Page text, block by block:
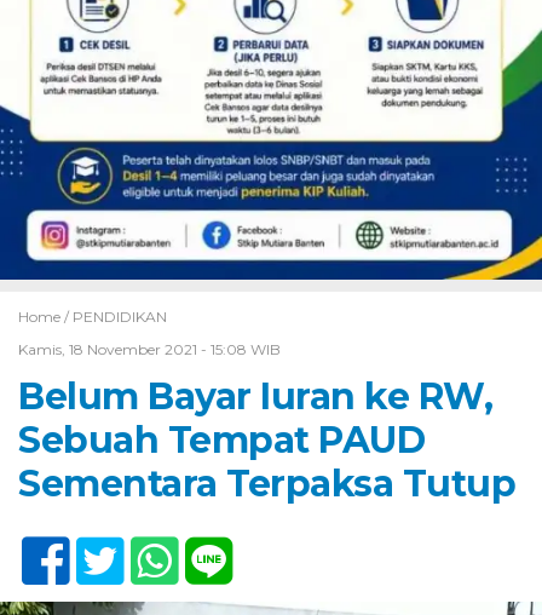
Home / PENDIDIKAN
Kamis, 18 November 2021 - 15:08 WIB
Belum Bayar Iuran ke RW,
Sebuah Tempat PAUD
Sementara Terpaksa Tutup